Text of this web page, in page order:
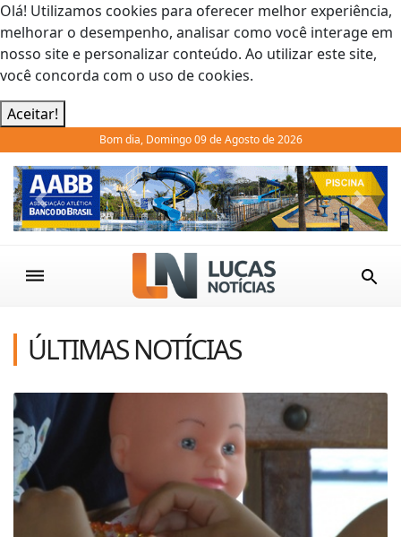
Olá! Utilizamos cookies para oferecer melhor experiência,
melhorar o desempenho, analisar como você interage em
nosso site e personalizar conteúdo. Ao utilizar este site,
você concorda com o uso de cookies.
Aceitar!
Bom dia, Domingo 09 de Agosto de 2026
Previous Next
ÚLTIMAS NOTÍCIAS